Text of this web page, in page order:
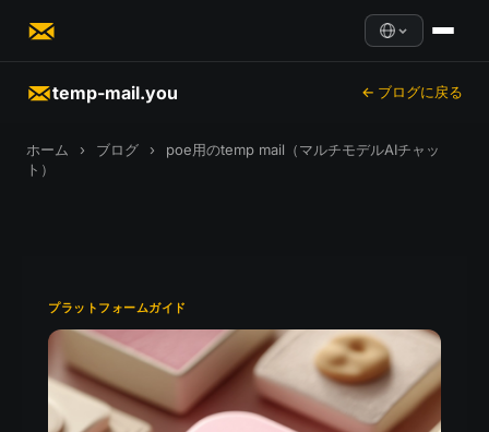
temp-mail.you ← ブログに戻る
ホーム › ブログ ›
poe用のtemp mail（マルチモデルAIチャッ
ト）
プラットフォームガイド